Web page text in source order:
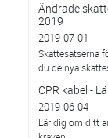
Ändrade
2019
2019-07-01
Skattesatserna
du de nya
CPR kabel -
2019-06-04
Lär dig om ditt